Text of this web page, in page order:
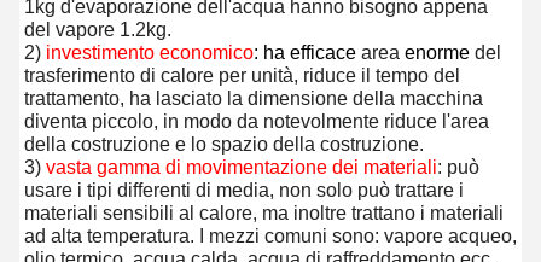
1kg d'evaporazione dell'acqua hanno bisogno appena
del vapore 1.2kg.
2) investimento economico: ha efficace area enorme del
trasferimento di calore per unità, riduce il tempo del
trattamento, ha lasciato la dimensione della macchina
diventa piccolo, in modo da notevolmente riduce l'area
della costruzione e lo spazio della costruzione.
3) vasta gamma di movimentazione dei materiali: può
usare i tipi differenti di media, non solo può trattare i
materiali sensibili al calore, ma inoltre trattano i materiali
ad alta temperatura. I mezzi comuni sono: vapore acqueo,